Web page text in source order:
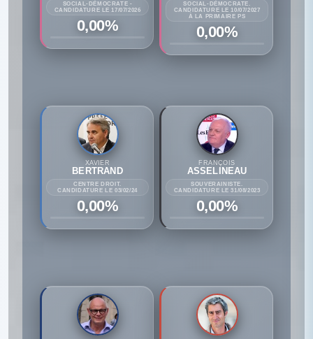
SOCIAL-DÉMOCRATE -
CANDIDATURE LE 17/07/2026
0,00%
SOCIAL-DÉMOCRATE.
CANDIDATURE LE 10/07/2027
À LA PRIMAIRE PS
0,00%
XAVIER
BERTRAND
CENTRE DROIT.
CANDIDATURE LE 03/02/24
0,00%
FRANÇOIS
ASSELINEAU
SOUVERAINISTE.
CANDIDATURE LE 31/08/2023
0,00%